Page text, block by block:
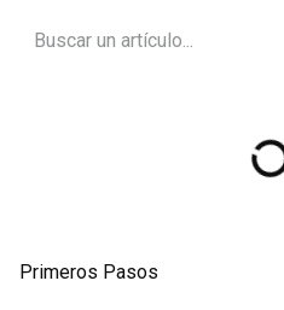
Primeros Pasos